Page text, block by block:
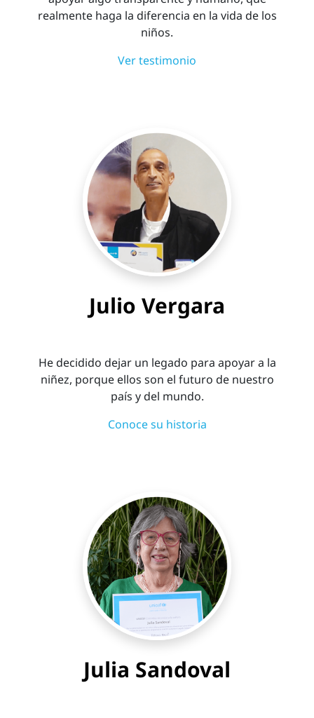
realmente haga la diferencia en la vida de los
niños.
Ver testimonio
Julio Vergara
He decidido dejar un legado para apoyar a la
niñez, porque ellos son el futuro de nuestro
país y del mundo.
Conoce su historia
Julia Sandoval